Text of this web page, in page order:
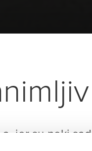
jer su neki